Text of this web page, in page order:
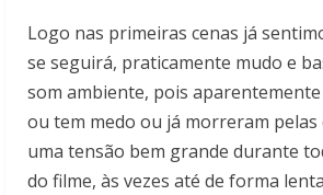
Logo nas primeiras cenas já
se seguirá, praticamente mudo e
som ambiente, pois
ou tem medo ou já morreram pelas
uma tensão bem grande durante
do filme, às vezes até de forma